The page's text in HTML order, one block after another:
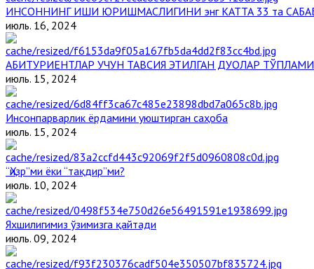
ИНСОННИНГ ИШИ ЮРИШМАСЛИГИНИ энг КАТТА 33 та
июль. 16, 2024
АБИТУРИЕНТЛАР УЧУН ТАВСИЯ ЭТИЛГАН ДУОЛАР ТЎПЛАМИ
июль. 15, 2024
Инсонпарварлик ёрдамини уюштирган саҳоба
июль. 15, 2024
“Ҳизр”ми ёки “тақдир”ми?
июль. 10, 2024
Яхшилигимиз ўзимизга қайтади
июль. 09, 2024